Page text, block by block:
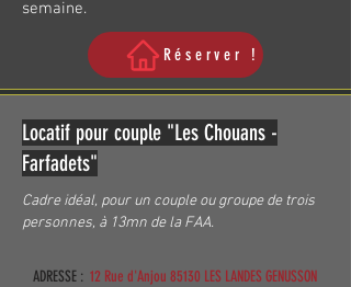
semaine.
Réserver !
Locatif pour couple "Les Chouans -
Farfadets"
Cadre idéal, pour un couple ou groupe de trois
personnes, à 13mn de la FAA.
ADRESSE : 12 Rue d'Anjou 85130 LES LANDES GENUSSON